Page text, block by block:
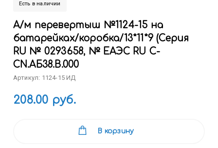
Есть в наличии
А/м перевертыш №1124-15 на
батарейках/коробка/13*11*9 (Серия
RU № 0293658, № ЕАЭС RU C-
CN.АБ38.B.000
Артикул: 1124-15 ИД
208.00 руб.
В корзину